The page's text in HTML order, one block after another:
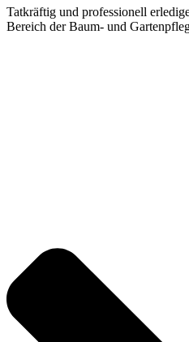
Tatkräftig und professionell
Bereich der Baum- und